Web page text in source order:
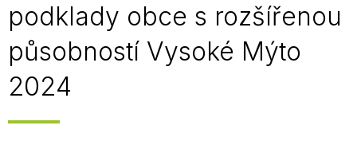
podklady obce s rozšířenou
působností Vysoké Mýto
2024